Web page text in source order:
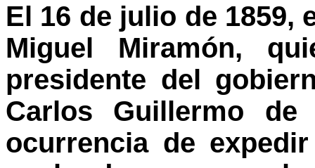
El 16 de julio de 1859,
Miguel Miramón,
presidente del
Carlos Guillermo
ocurrencia de